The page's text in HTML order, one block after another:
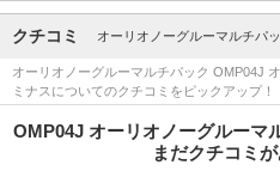
クチコミ オーリオノーグルーマルチパ
オーリオノーグルーマルチパック OMP04J
ミナスについてのクチコミをピックアップ！
OMP04J オーリオノーグルーマ
まだクチコミが